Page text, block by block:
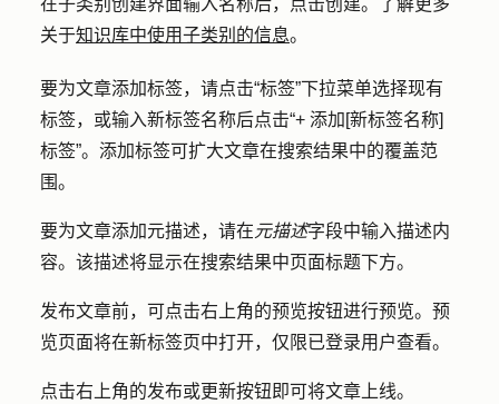
在子类别创建界面输入名称后， 点击创建。了解更多
关于知识库中使用子类别的信息。
要为文章添加标签，请点击“标签”下拉菜单选择现有
标签，或输入新标签名称后点击“+ 添加[新标签名称]
标签”。添加标签可扩大文章在搜索结果中的覆盖范
围。
要为文章添加元描述，请在元描述字段中输入描述内
容。该描述将显示在搜索结果中页面标题下方。
发布文章前，可点击右上角的预览按钮进行预览。预
览页面将在新标签页中打开，仅限已登录用户查看。
点击右上角的发布或更新按钮即可将文章上线。